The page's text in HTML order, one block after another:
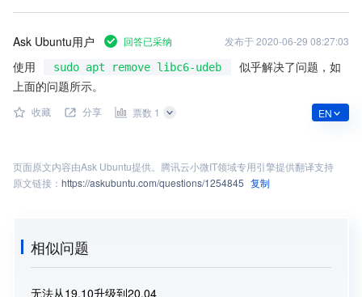
Ask Ubuntu用户 回答已采纳 发布于2020-06-29 08:27:03
使用 sudo apt remove libc6-udeb
似乎解决了问题，如
上面的问题所示。
收藏 分享 票数 1 EN
页面原文内容由Ask Ubuntu提供。腾讯云小微IT领域专用引擎提供翻译支持
原文链接： https://askubuntu.com/questions/1254845 复制
相似问题
无法从19.10升级到20.04